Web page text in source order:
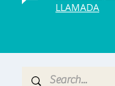
LLAMADA